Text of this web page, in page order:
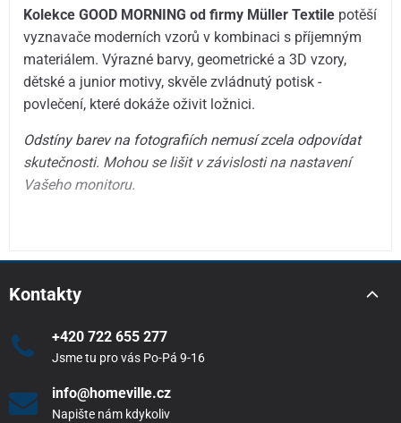
Kolekce GOOD MORNING od firmy Müller Textile potěší
vyznavače moderních vzorů v kombinaci s příjemným
materiálem. Výrazné barvy, geometrické a 3D vzory,
dětské a junior motivy, skvěle zvládnutý potisk -
povlečení, které dokáže oživit ložnici.
Odstíny barev na fotografiích nemusí zcela odpovídat
skutečnosti. Mohou se lišit v závislosti na nastavení
Vašeho monitoru.
Kontakty
+420 722 655 277
Jsme tu pro vás Po-Pá 9-16
info@homeville.cz
Napište nám kdykoliv